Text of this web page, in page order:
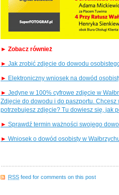
► Zobacz również
► Jak zrobić zdjęcie do dowodu
► Elektroniczny wniosek na dowód
► Jedyne w 100% cyfrowe zdjęcie w
Zdjęcie do dowodu i do paszportu.
potrzebujesz zdjęcie? Tu dowiesz się, jak
► Sprawdź termin ważności swojego
► Wniosek o dowód osobisty w
RSS feed for comments on this post